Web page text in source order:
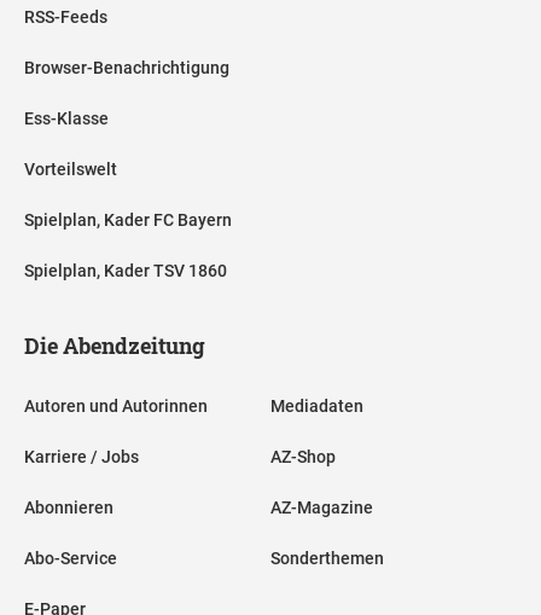
RSS-Feeds
Browser-Benachrichtigung
Ess-Klasse
Vorteilswelt
Spielplan, Kader FC Bayern
Spielplan, Kader TSV 1860
Die Abendzeitung
Autoren und Autorinnen
Karriere / Jobs
Abonnieren
Abo-Service
E-Paper
Mediadaten
AZ-Shop
AZ-Magazine
Sonderthemen